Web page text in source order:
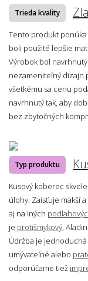
Trieda kvality
Tento produkt
boli použité lepšie
Výrobok bol
nezameniteľný dizajn
všetkému sa cenu
navrhnutý tak, aby
bez zbytočných
Typ produktu
Kusový koberec
úlohy. Zaisťuje mäkší
aj na iných
je protišmykový ,
Údržba je jednoduchá
umývateľné alebo
odporúčame tiež